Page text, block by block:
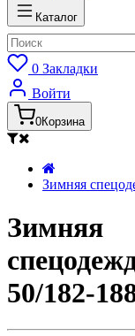
Каталог
0 Закладки
Войти
0Корзина
Зимняя
Зимняя
50/182-